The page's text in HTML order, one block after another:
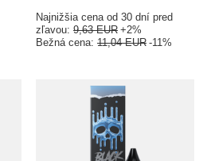
Najnižšia cena od 30 dní pred
zľavou: 9,63 EUR +2%
Bežná cena: 11,04 EUR -11%